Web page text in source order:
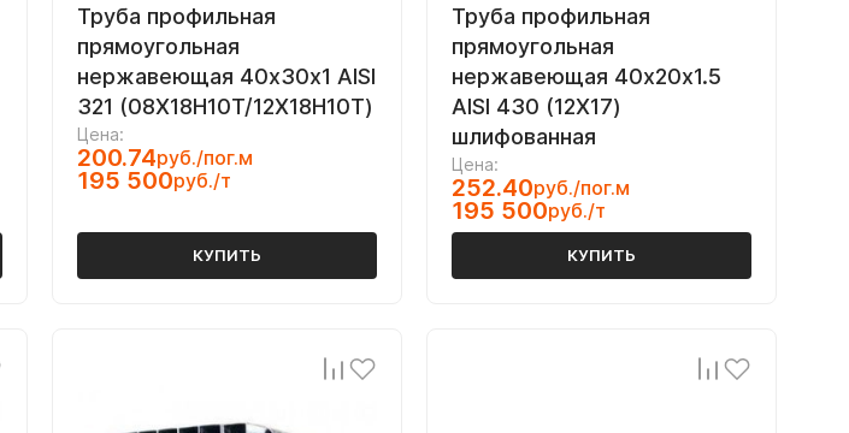
Труба профильная
прямоугольная
нержавеющая 40х30х1 AISI
321 (08Х18Н10Т/12Х18Н10Т)
Цена:
200.74руб./пог.м
195 500руб./т
КУПИТЬ
Труба профильная
прямоугольная
нержавеющая 40х20х1.5
AISI 430 (12Х17)
шлифованная
Цена:
252.40руб./пог.м
195 500руб./т
КУПИТЬ